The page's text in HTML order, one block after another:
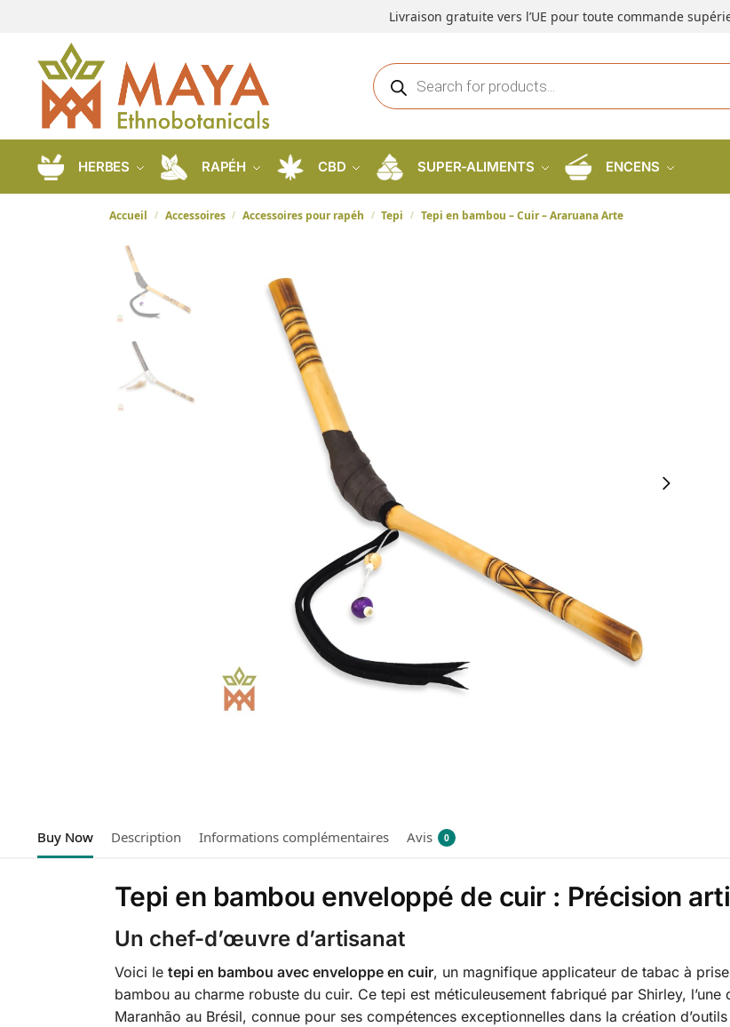
Livraison gratuite vers l’UE pour toute commande
HERBES RAPÉH CBD SUPER-ALIMENTS ENCENS
Accueil / Accessoires / Accessoires pour rapéh / Tepi / Tepi en bambou – Cuir – Araruana Arte
Buy Now Description Informations complémentaires Avis 0
Tepi en bambou enveloppé de cuir : Précision
Un chef-d’œuvre d’artisanat
Voici le tepi en bambou avec enveloppe en cuir, un magnifique applicateur de tabac à
bambou au charme robuste du cuir. Ce tepi est méticuleusement fabriqué par Shirley, l’une
Maranhão au Brésil, connue pour ses compétences exceptionnelles dans la création